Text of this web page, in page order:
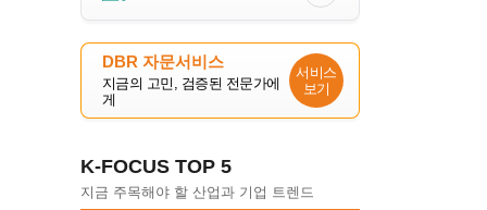
DBR 자문서비스
지금의 고민, 검증된 전문가에
게
서비스
보기
K-FOCUS TOP 5
지금 주목해야 할 산업과 기업 트렌드